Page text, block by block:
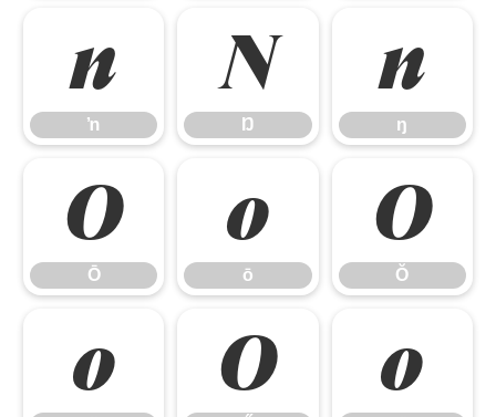
ŉ
ŉ
Ŋ
Ŋ
ŋ
ŋ
Ō
Ō
ō
ō
Ŏ
Ŏ
ŏ Ő ő